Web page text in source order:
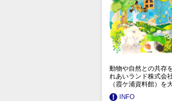
動物や自然との共存
れあいランド株式会
（霞ケ浦資料館）
INFO